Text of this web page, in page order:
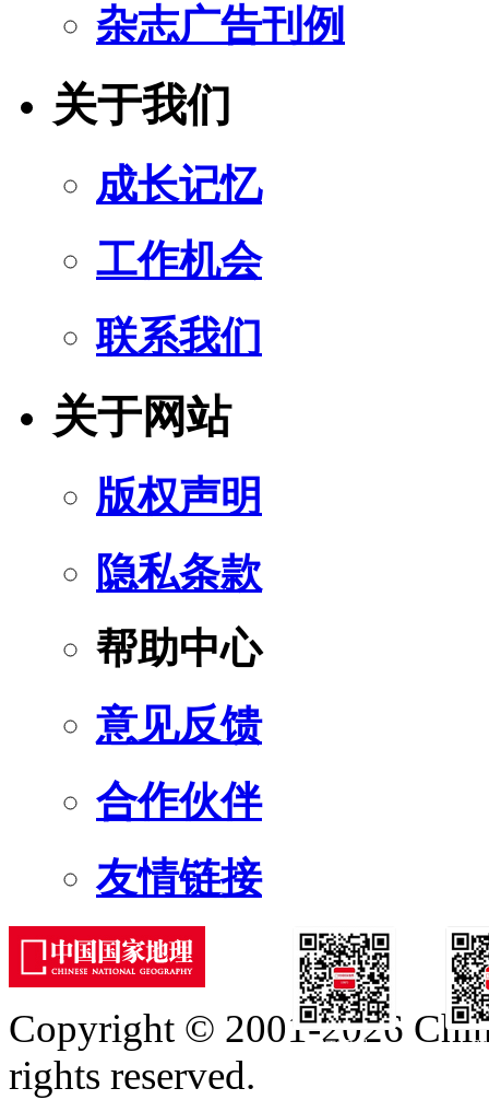
杂志广告刊例
关于我们
成长记忆
工作机会
联系我们
关于网站
版权声明
隐私条款
帮助中心
意见反馈
合作伙伴
友情链接
订阅号
Copyright © 2001-2026
rights reserved.